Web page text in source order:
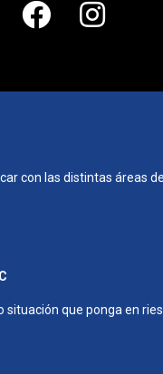
con las distintas áreas de
situación que ponga en